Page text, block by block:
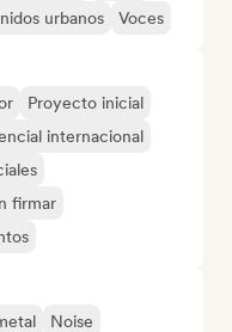
urbanos Voces
Proyecto inicial
internacional
firmar
Noise